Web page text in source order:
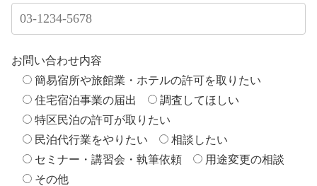
お問い合わせ内容
簡易宿所や旅館業・ホテルの許可を取りたい
住宅宿泊事業の届出
調査してほしい
特区民泊の許可が取りたい
民泊代行業をやりたい
相談したい
セミナー・講習会・執筆依頼
用途変更の相談
その他